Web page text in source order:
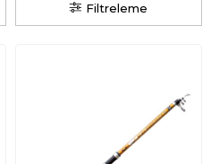
Filtreleme